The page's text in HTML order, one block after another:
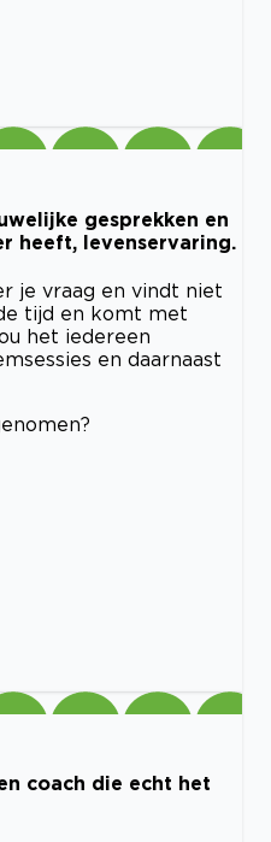
gesprekken en
heeft, levenservaring.
je vraag en vindt niet
tijd en komt met
het iedereen
en daarnaast
coach die echt het